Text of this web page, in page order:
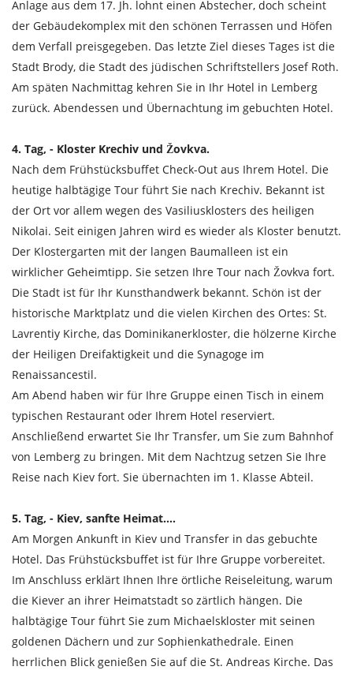
Anlage aus dem 17. Jh. lohnt einen Abstecher, doch scheint
der Gebäudekomplex mit den schönen Terrassen und Höfen
dem Verfall preisgegeben. Das letzte Ziel dieses Tages ist die
Stadt Brody, die Stadt des jüdischen Schriftstellers Josef Roth.
Am späten Nachmittag kehren Sie in Ihr Hotel in Lemberg
zurück. Abendessen und Übernachtung im gebuchten Hotel.
4. Tag, - Kloster Krechiv und Žovkva.
Nach dem Frühstücksbuffet Check-Out aus Ihrem Hotel. Die
heutige halbtägige Tour führt Sie nach Krechiv. Bekannt ist
der Ort vor allem wegen des Vasiliusklosters des heiligen
Nikolai. Seit einigen Jahren wird es wieder als Kloster benutzt.
Der Klostergarten mit der langen Baumalleen ist ein
wirklicher Geheimtipp. Sie setzen Ihre Tour nach Žovkva fort.
Die Stadt ist für Ihr Kunsthandwerk bekannt. Schön ist der
historische Marktplatz und die vielen Kirchen des Ortes: St.
Lavrentiy Kirche, das Dominikanerkloster, die hölzerne Kirche
der Heiligen Dreifaktigkeit und die Synagoge im
Renaissancestil.
Am Abend haben wir für Ihre Gruppe einen Tisch in einem
typischen Restaurant oder Ihrem Hotel reserviert.
Anschließend erwartet Sie Ihr Transfer, um Sie zum Bahnhof
von Lemberg zu bringen. Mit dem Nachtzug setzen Sie Ihre
Reise nach Kiev fort. Sie übernachten im 1. Klasse Abteil.
5. Tag, - Kiev, sanfte Heimat....
Am Morgen Ankunft in Kiev und Transfer in das gebuchte
Hotel. Das Frühstücksbuffet ist für Ihre Gruppe vorbereitet.
Im Anschluss erklärt Ihnen Ihre örtliche Reiseleitung, warum
die Kiever an ihrer Heimatstadt so zärtlich hängen. Die
halbtägige Tour führt Sie zum Michaelskloster mit seinen
goldenen Dächern und zur Sophienkathedrale. Einen
herrlichen Blick genießen Sie auf die St. Andreas Kirche. Das